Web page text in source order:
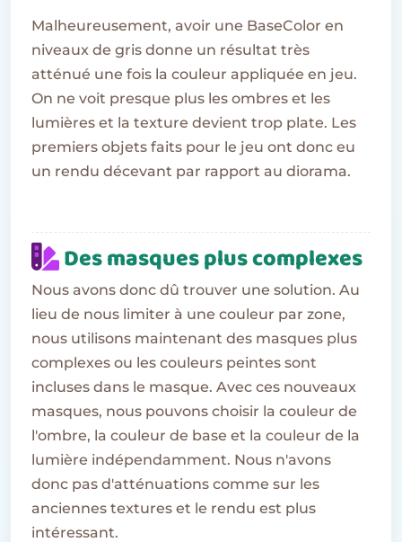
Malheureusement, avoir une BaseColor en
niveaux de gris donne un résultat très
atténué une fois la couleur appliquée en jeu.
On ne voit presque plus les ombres et les
lumières et la texture devient trop plate. Les
premiers objets faits pour le jeu ont donc eu
un rendu décevant par rapport au diorama.
Des masques plus complexes
Nous avons donc dû trouver une solution. Au
lieu de nous limiter à une couleur par zone,
nous utilisons maintenant des masques plus
complexes ou les couleurs peintes sont
incluses dans le masque. Avec ces nouveaux
masques, nous pouvons choisir la couleur de
l'ombre, la couleur de base et la couleur de la
lumière indépendamment. Nous n'avons
donc pas d'atténuations comme sur les
anciennes textures et le rendu est plus
intéressant.